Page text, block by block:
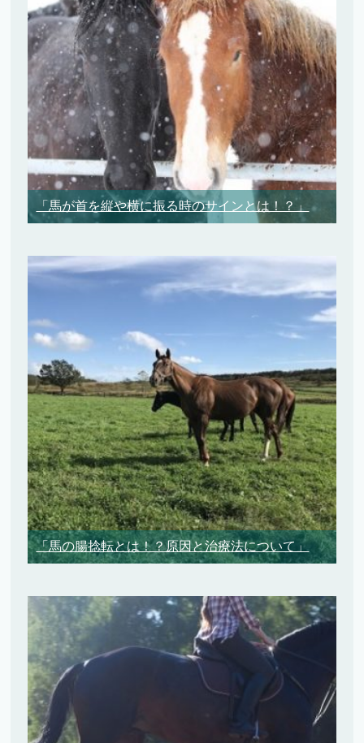
「馬が首を縦や横に振る時のサインとは！？」
「馬の腸捻転とは！？原因と治療法について」